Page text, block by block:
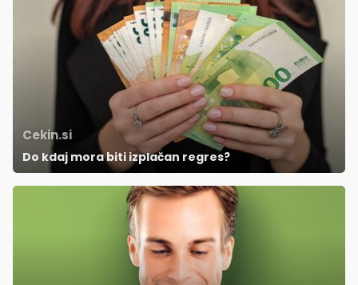
Cekin.si
Do kdaj mora biti izplačan regres?